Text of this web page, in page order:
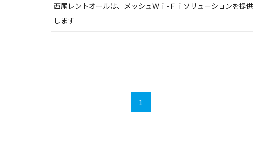
西尾レントオールは、メッシュＷｉ-Ｆｉソリューションを提
します
1